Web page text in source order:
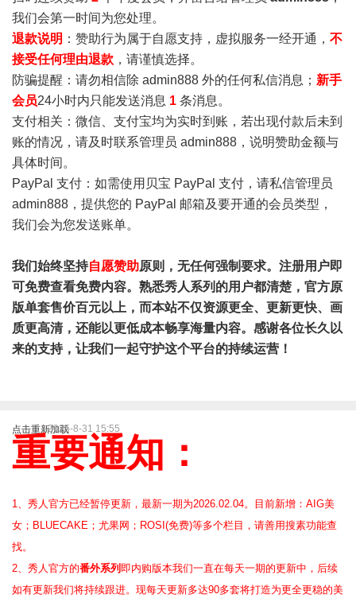
我们会第一时间为您处理。
退款说明 ：赞助行为属于自愿支持，虚拟服务一经开通， 不
接受任何理由退款 ，请谨慎选择。
防骗提醒：请勿相信除 admin888 外的任何私信消息； 新手
会员24小时内只能发送消息 1 条消息。
支付相关：微信、支付宝均为实时到账，若出现付款后未到
账的情况，请及时联系管理员 admin888，说明赞助金额与
具体时间。
PayPal 支付：如需使用贝宝 PayPal 支付，请私信管理员
admin888，提供您的 PayPal 邮箱及要开通的会员类型，
我们会为您发送账单。
我们始终坚持自愿赞助原则，无任何强制要求。注册用户即
可免费查看免费内容。熟悉秀人系列的用户都清楚，官方原
版单套售价百元以上，而本站不仅资源更全、更新更快、画
质更高清，还能以更低成本畅享海量内容。感谢各位长久以
来的支持，让我们一起守护这个平台的持续运营！
点击重新加载2025-8-31 15:55
重要通知：
1、秀人官方已经暂停更新，最新一期为2026.02.04。目前新增：AIG美
女；BLUECAKE；尤果网；ROSI(免费)等多个栏目，请善用搜素功能查
找。
2、 秀人官方的番外系列 即内购版本我们一直在每天一期的更新中，后续
如有更新我们将持续跟进。现每天更新多达90多套将打造为更全更稳的美